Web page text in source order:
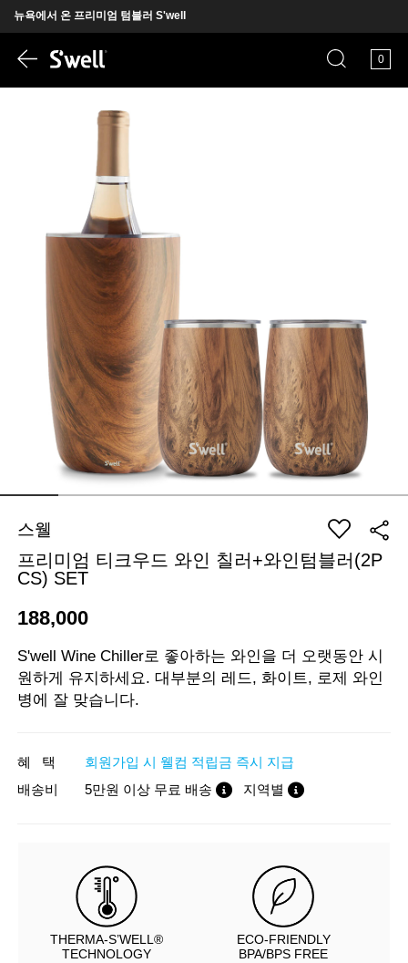
뉴욕에서 온 프리미엄 텀블러 S'well
회원가입 시 웰컴 적립금 5000원 즉시 발급
0
스웰
프리미엄 티크우드 와인 칠러+와인텀블러(2P
CS) SET
188,000
S'well Wine Chiller로 좋아하는 와인을 더 오랫동안 시
원하게 유지하세요. 대부분의 레드, 화이트, 로제 와인
병에 잘 맞습니다.
혜 택
회원가입 시 웰컴 적립금 즉시 지급
배송비
5만원 이상 무료 배송 지역별
THERMA-S’WELL®
TECHNOLOGY
ECO-FRIENDLY
BPA/BPS FREE